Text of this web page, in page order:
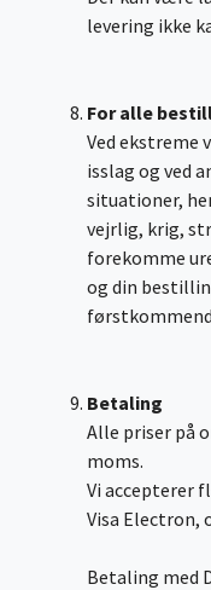
levering ikke
For alle
Ved ekstreme
isslag og ved
situationer,
vejrlig, krig,
forekomme
og din
Betaling
Alle priser på
moms.
Vi accepterer
Visa Electron,
Betaling med